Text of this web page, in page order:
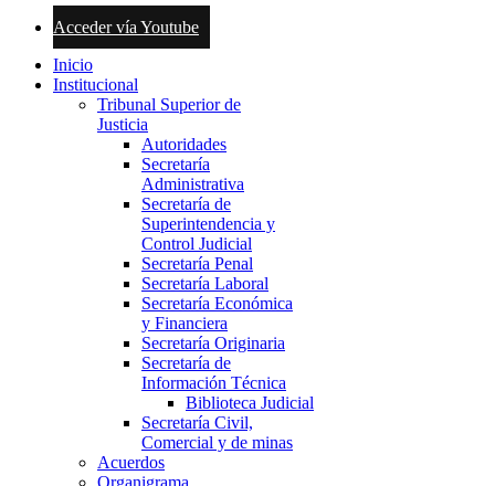
Acceder vía Youtube
Inicio
Institucional
Tribunal Superior de
Justicia
Autoridades
Secretaría
Administrativa
Secretaría de
Superintendencia y
Control Judicial
Secretaría Penal
Secretaría Laboral
Secretaría Económica
y Financiera
Secretaría Originaria
Secretaría de
Información Técnica
Biblioteca Judicial
Secretaría Civil,
Comercial y de minas
Acuerdos
Organigrama